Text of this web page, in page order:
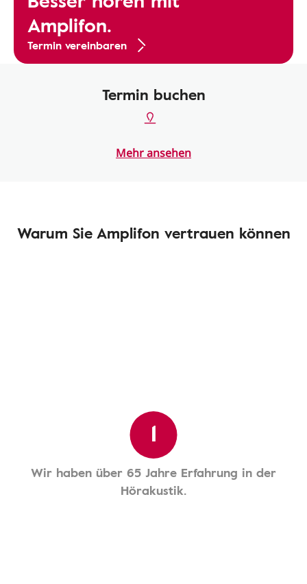
Amplifon.
Termin vereinbaren
Termin buchen
Mehr ansehen
Warum Sie Amplifon vertrauen können
1
Wir haben über 65 Jahre Erfahrung in der
Hörakustik.